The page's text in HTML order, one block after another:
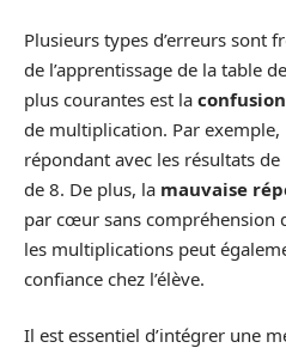
Plusieurs types d’erreurs sont
de l’apprentissage de la table
plus courantes est la confusion
de multiplication. Par exemple,
répondant avec les résultats
de 8. De plus, la mauvaise
par cœur sans compréhension
les multiplications peut
confiance chez l’élève.
Il est essentiel d’intégrer une